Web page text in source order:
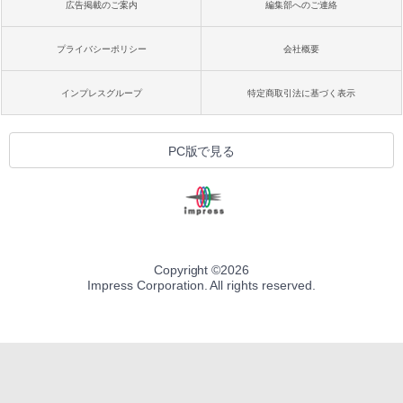
広告掲載のご案内 編集部へのご連絡
プライバシーポリシー 会社概要
インプレスグループ 特定商取引法に基づく表示
PC版で見る
Copyright ©2026
Impress Corporation. All rights reserved.